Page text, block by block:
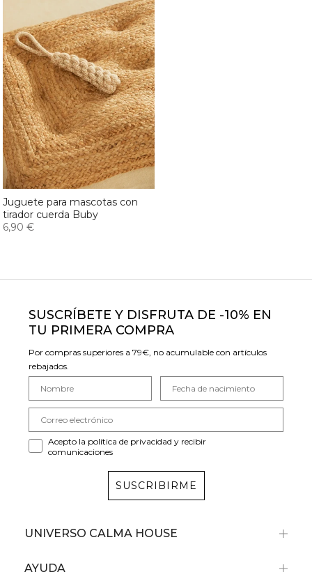
Juguete para mascotas con
tirador cuerda Buby
6,90 €
SUSCRÍBETE Y DISFRUTA DE -10% EN
TU PRIMERA COMPRA
Por compras superiores a 79€, no acumulable con artículos
rebajados.
Acepto la política de privacidad y recibir
comunicaciones
SUSCRIBIRME
UNIVERSO CALMA HOUSE
AYUDA